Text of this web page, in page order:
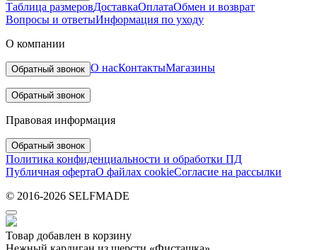
Таблица размеровДоставкаОплатаОбмен и возврат
Вопросы и ответыИнформация по уходу
О компании
Обратный звонок О насКонтактыМагазины
Обратный звонок
Правовая информация
Обратный звонок
Политика конфиденциальности и обработки ПД
Публичная офертаО файлах cookieСогласие на рассылки
© 2016-2026 SELFMADE
Товар добавлен в корзину